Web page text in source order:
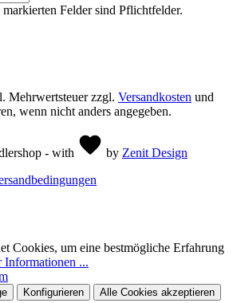
Felder sind Pflichtfelder.
Mehrwertsteuer zzgl. Versandkosten und
wenn nicht anders angegeben.
- with by Zenit Design
Cookies, um eine bestmögliche Erfahrung
Informationen ...
Konfigurieren Alle Cookies akzeptieren